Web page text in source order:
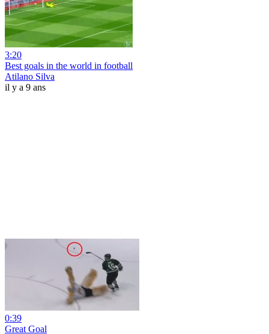
3:20
Best goals in the world in football
Atilano Silva
il y a 9 ans
0:39
Great Goal